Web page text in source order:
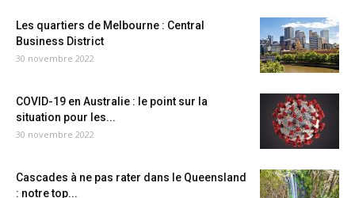
Les quartiers de Melbourne : Central
Business District
30 novembre 2022
COVID-19 en Australie : le point sur la
situation pour les...
30 novembre 2022
Cascades à ne pas rater dans le Queensland
: notre top...